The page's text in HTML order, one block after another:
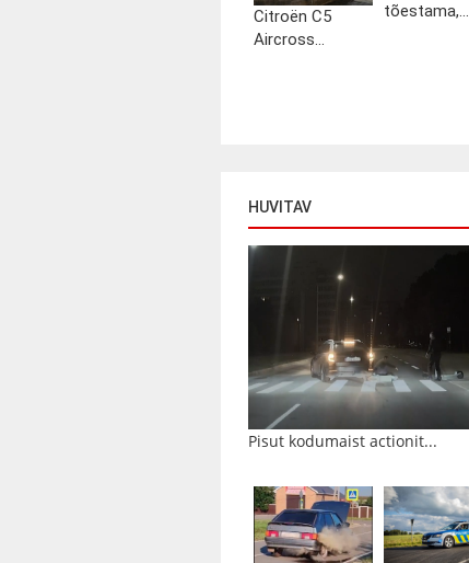
Citroën C5
Aircross...
tõestama,...
HUVITAV
Pisut kodumaist actionit...